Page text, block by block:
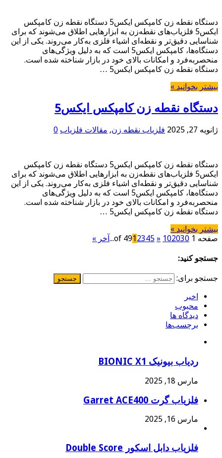
دستگاه نقطه زن کامپکس ایکس5 دستگاه نقطه زن کامپکس
ایکس5 فلزیاب‌های نقطه‌زن به ابزارهایی اطلاق می‌شوند که برای
شناسایی دقیق‌تر و نقطه‌ای اشیاء فلزی به‌کار می‌روند. یکی از این
دستگاه‌ها، کامپکس ایکس5 است که به دلیل ویژگی‌های
منحصر‌به‌فرد و امکانات بالای خود در بازار شناخته شده است.
دستگاه نقطه زن کامپکس ایکس5 …
بیشتر بخوانید »
دستگاه نقطه زن کامپکس ایکس5
ژانویه 27, 2025 فلزیاب نقطه زن, مقالات فلزیاب 0
دستگاه نقطه زن کامپکس ایکس5 دستگاه نقطه زن کامپکس
ایکس5 فلزیاب‌های نقطه‌زن به ابزارهایی اطلاق می‌شوند که برای
شناسایی دقیق‌تر و نقطه‌ای اشیاء فلزی به‌کار می‌روند. یکی از این
دستگاه‌ها، کامپکس ایکس5 است که به دلیل ویژگی‌های
منحصر‌به‌فرد و امکانات بالای خود در بازار شناخته شده است.
دستگاه نقطه زن کامپکس ایکس5 …
بیشتر بخوانید »
صفحه 1 of 49
12345 » 102030
...آخر »
جستجو کنید:
جستجو برای:
اخیر
محبوب
دیدگاه ها
برچسب‌ها
ردیاب بیونیک BIONIC X1
مارس 18, 2025
فلزیاب گرت Garret ACE400
مارس 16, 2025
فلزیاب دابل اسکور Double Score